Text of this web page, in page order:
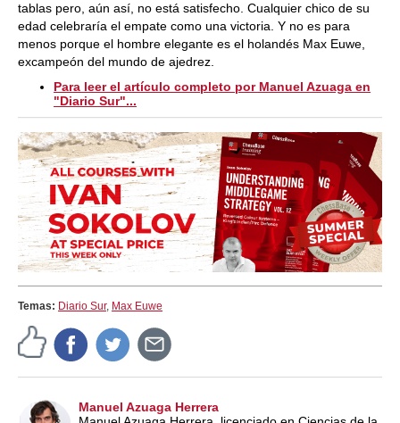
tablas pero, aún así, no está satisfecho. Cualquier chico de su
edad celebraría el empate como una victoria. Y no es para
menos porque el hombre elegante es el holandés Max Euwe,
excampeón del mundo de ajedrez.
Para leer el artículo completo por Manuel Azuaga en
"Diario Sur"...
Temas: Diario Sur, Max Euwe
Manuel Azuaga Herrera